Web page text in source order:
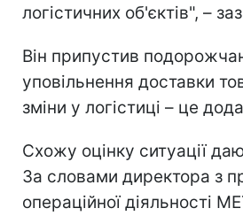
логістичних об'єктів", –
Він припустив
уповільнення доставки
зміни у логістиці – це
Схожу оцінку ситуації
За словами директора з
операційної діяльності